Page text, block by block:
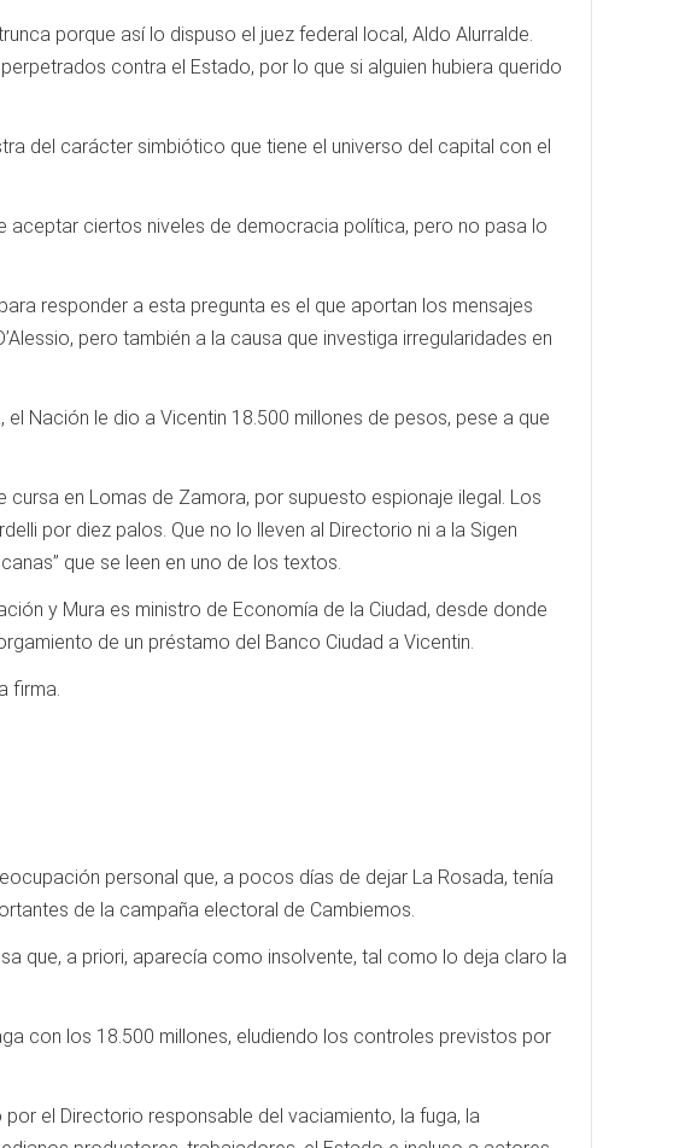
porque así lo dispuso el juez federal local, Aldo Alurralde.
contra el Estado, por lo que si alguien hubiera querido
del carácter simbiótico que tiene el universo del capital con el
aceptar ciertos niveles de democracia política, pero no pasa lo
responder a esta pregunta es el que aportan los mensajes
pero también a la causa que investiga irregularidades en
Nación le dio a Vicentin 18.500 millones de pesos, pese a que
en Lomas de Zamora, por supuesto espionaje ilegal. Los
por diez palos. Que no lo lleven al Directorio ni a la Sigen
que se leen en uno de los textos.
y Mura es ministro de Economía de la Ciudad, desde donde
de un préstamo del Banco Ciudad a Vicentin.
firma.
personal que, a pocos días de dejar La Rosada, tenía
de la campaña electoral de Cambiemos.
que, a priori, aparecía como insolvente, tal como lo deja claro la
con los 18.500 millones, eludiendo los controles previstos por
el Directorio responsable del vaciamiento, la fuga, la